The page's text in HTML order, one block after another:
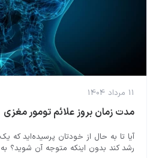
11 مرداد 1404
مدت زمان بروز علائم تومور مغزی
آیا تا به حال از خودتان پرسیده‌اید که
رشد کند بدون اینکه متوجه آن شوید؟